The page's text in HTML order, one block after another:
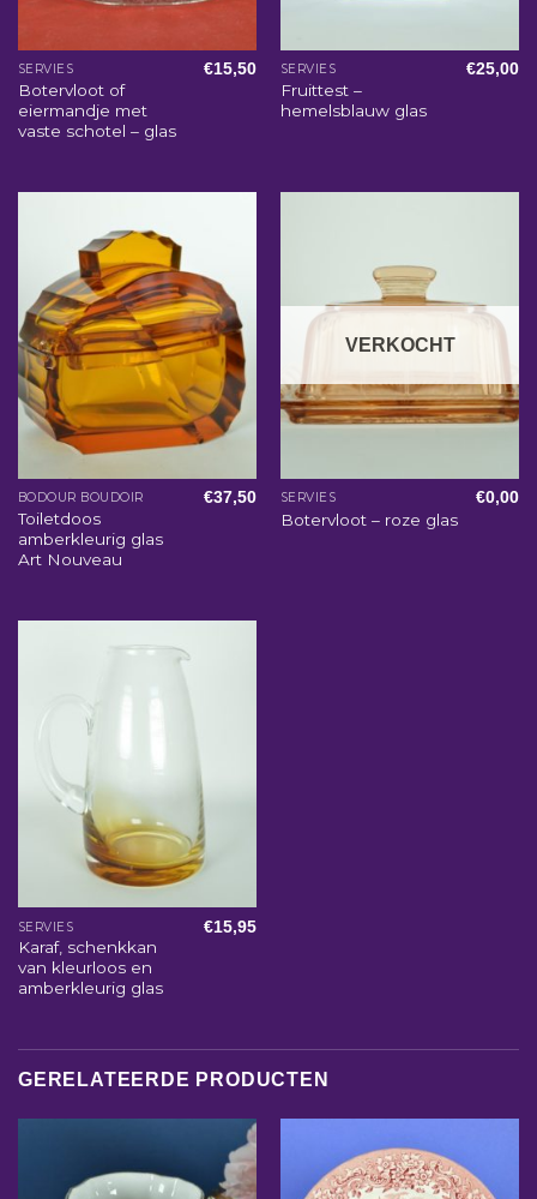
SERVIES
Botervloot of
eiermandje met
vaste schotel – glas
€15,50 SERVIES
Fruittest –
hemelsblauw glas
€25,00
BODOUR BOUDOIR
Toiletdoos
amberkleurig glas
Art Nouveau
€37,50
VERKOCHT
SERVIES
Botervloot – roze glas
€0,00
SERVIES
Karaf, schenkkan
van kleurloos en
amberkleurig glas
€15,95
GERELATEERDE PRODUCTEN